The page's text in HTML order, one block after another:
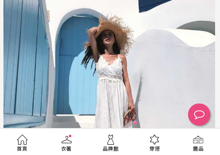
首頁 衣著 品牌館 穿搭 選品